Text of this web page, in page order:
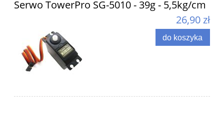
Serwo TowerPro SG-5010 - 39g - 5,5kg/cm
26,90 zł
do koszyka